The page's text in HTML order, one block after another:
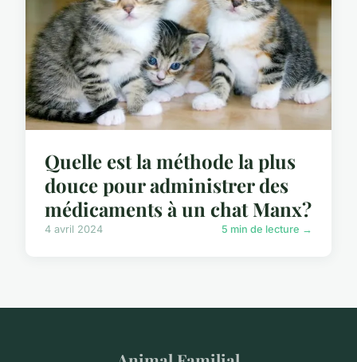
Quelle est la méthode la plus
douce pour administrer des
médicaments à un chat Manx?
4 avril 2024 5 min de lecture →